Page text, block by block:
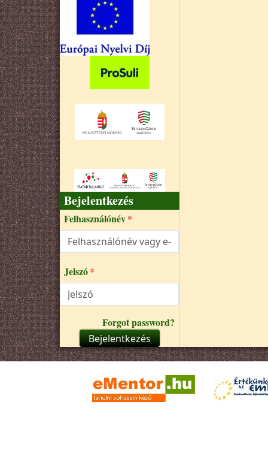
Bejelentkezés
Felhasználónév
Jelszó
Forgot password?
Bejelentkezés